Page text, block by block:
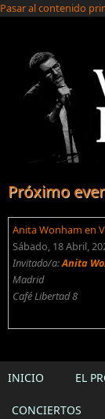
Pasar al contenido
Próximo
Anita Wonham en
Sábado, 18 Abril,
Invitado/a:Anita
Madrid
Café Libertad 8
INICIO EL
CONCIERTOS